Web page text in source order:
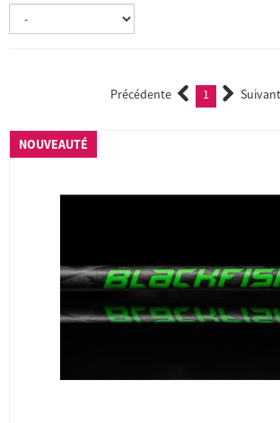
Précédente 1 (current)
NOUVEAUTÉ